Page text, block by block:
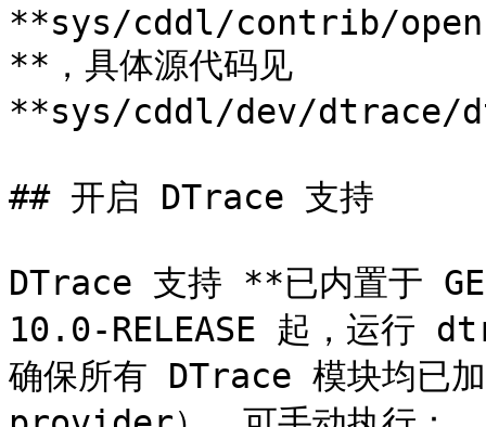
**sys/cddl/contrib/
**，具体源代码见
**sys/cddl/dev/dtrace/
## 开启 DTrace 支持
DTrace 支持 **已内置于
10.0-RELEASE 起，运行
确保所有 DTrace 模块均已